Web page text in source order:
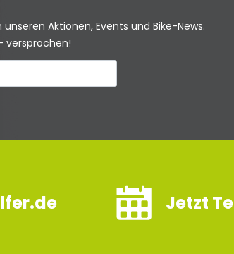
Aktionen, Events und Bike-News.
versprochen!
Jetzt